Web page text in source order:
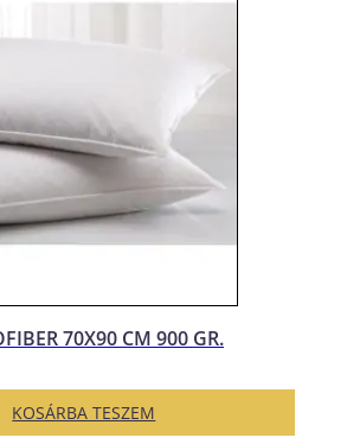
70X90 CM 900 GR.
KOSÁRBA TESZEM